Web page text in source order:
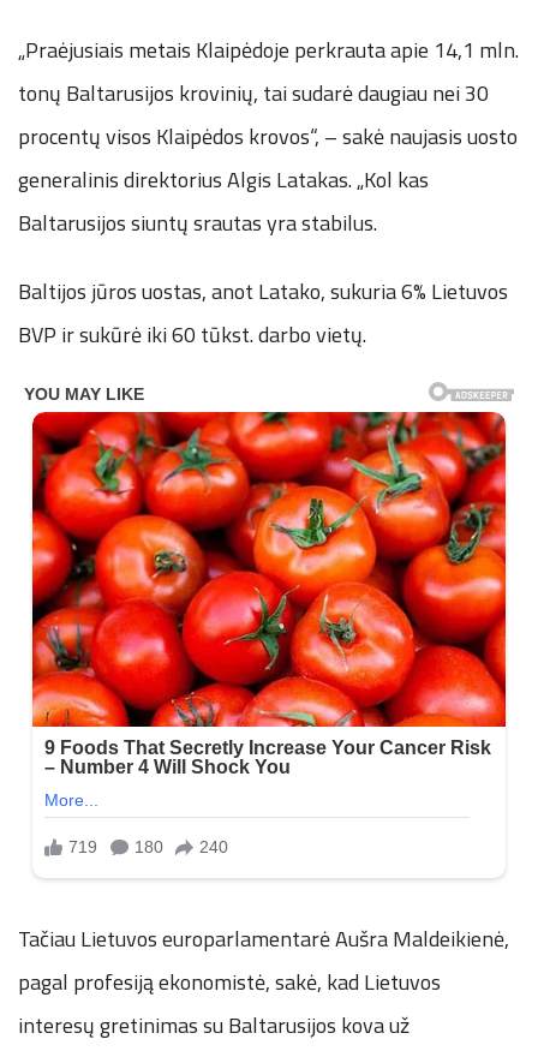
„Praėjusiais metais Klaipėdoje perkrauta apie 14,1 mln.
tonų Baltarusijos krovinių, tai sudarė daugiau nei 30
procentų visos Klaipėdos krovos“, – sakė naujasis uosto
generalinis direktorius Algis Latakas. „Kol kas
Baltarusijos siuntų srautas yra stabilus.
Baltijos jūros uostas, anot Latako, sukuria 6% Lietuvos
BVP ir sukūrė iki 60 tūkst. darbo vietų.
Tačiau Lietuvos europarlamentarė Aušra Maldeikienė,
pagal profesiją ekonomistė, sakė, kad Lietuvos
interesų gretinimas su Baltarusijos kova už